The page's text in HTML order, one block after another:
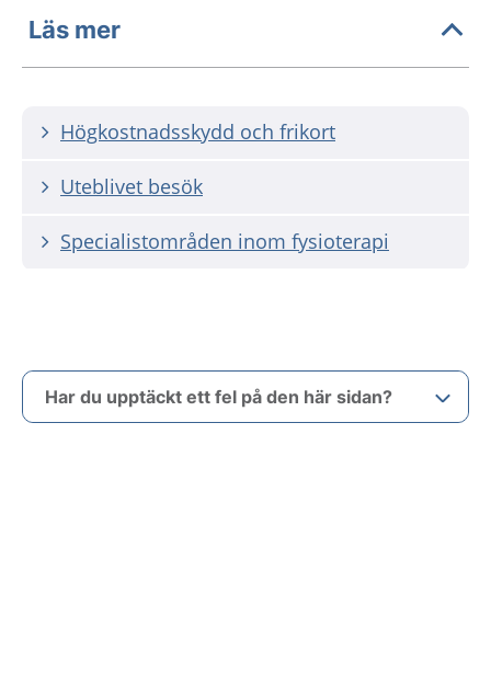
Läs mer
Högkostnadsskydd och frikort
Uteblivet besök
Specialistområden inom fysioterapi
Har du upptäckt ett fel på den här sidan?